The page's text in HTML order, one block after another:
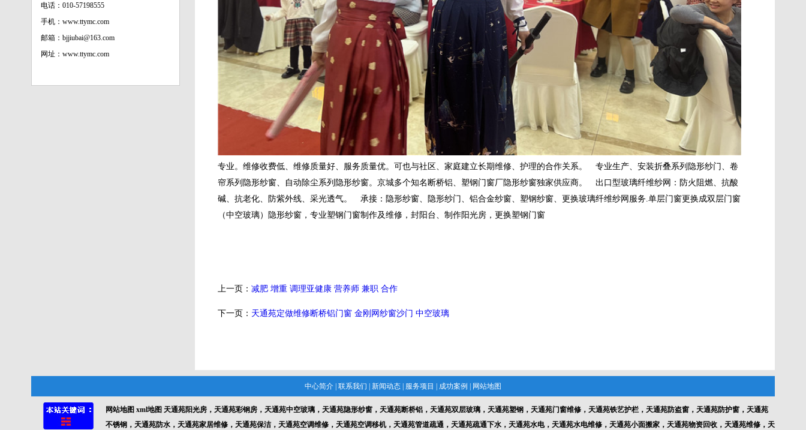
电话：010-57198555
手机：www.ttymc.com
邮箱：bjjiubai@163.com
网址：www.ttymc.com
专业。维修收费低、维修质量好、服务质量优。可也与社区、家庭建立长期维修、护理的合作关系。 专业生产、安装折叠系列隐形纱门、卷
帘系列隐形纱窗、自动除尘系列隐形纱窗。京城多个知名断桥铝、塑钢门窗厂隐形纱窗独家供应商。 出口型玻璃纤维纱网：防火阻燃、抗酸
碱、抗老化、防紫外线、采光透气。 承接：隐形纱窗、隐形纱门、铝合金纱窗、塑钢纱窗、更换玻璃纤维纱网服务.单层门窗更换成双层门窗
（中空玻璃）隐形纱窗，专业塑钢门窗制作及维修，封阳台、制作阳光房，更换塑钢门窗
上一页： 减肥 增重 调理亚健康 营养师 兼职 合作
下一页： 天通苑定做维修断桥铝门窗 金刚网纱窗沙门 中空玻璃
中心简介 联系我们 新闻动态 服务项目 成功案例 网站地图
网站地图 xml地图 天通苑阳光房，天通苑彩钢房，天通苑中空玻璃，天通苑隐形纱窗，天通苑断桥铝，天通苑双层玻璃，天通苑塑钢，天通苑门窗维修，天通苑铁艺护栏，天通苑防盗窗，天通苑防护窗，天通苑
不锈钢，天通苑防水，天通苑家居维修，天通苑保洁，天通苑空调维修，天通苑空调移机，天通苑管道疏通，天通苑疏通下水，天通苑水电，天通苑水电维修，天通苑小面搬家，天通苑物资回收，天通苑维修，天